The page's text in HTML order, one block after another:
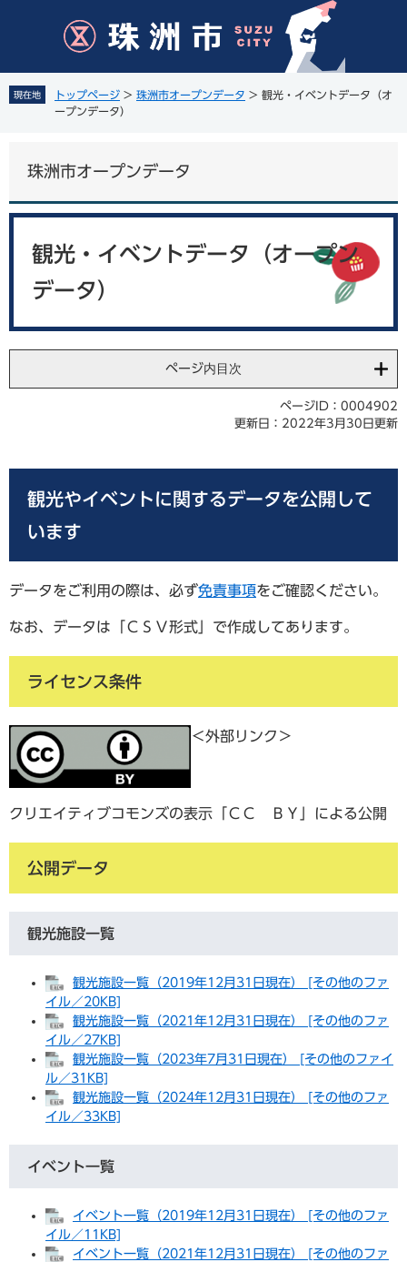
先
頭
を
飛
文
現在地 トップページ > 珠洲市オープンデータ > 観光・イベントデータ（オ
ープンデータ）
珠洲市オープンデータ
観光・イベントデータ（オープン
データ）
ページ内目次
ページID：0004902
更新日：2022年3月30日更新
観光やイベントに関するデータを公開して
います
データをご利用の際は、必ず免責事項をご確認ください。
なお、データは「ＣＳＶ形式」で作成してあります。
ライセンス条件
＜外部リンク＞
クリエイティブコモンズの表示「ＣＣ ＢＹ」による公開
公開データ
観光施設一覧
観光施設一覧（2019年12月31日現在） [その他のファ
イル／20KB]
観光施設一覧（2021年12月31日現在） [その他のファ
イル／27KB]
観光施設一覧（2023年7月31日現在） [その他のファイ
ル／31KB]
観光施設一覧（2024年12月31日現在） [その他のファ
イル／33KB]
イベント一覧
イベント一覧（2019年12月31日現在） [その他のファ
イル／11KB]
イベント一覧（2021年12月31日現在） [その他のファ